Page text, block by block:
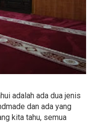
adalah ada dua jenis
dan ada yang
kita tahu, semua